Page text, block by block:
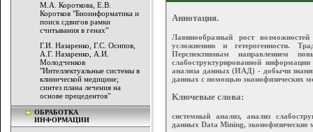
М.А. Короткова, Е.В.
Коротков "Биоинформатика и
поиск сдвигов рамки
считывания в генах"
Г.И. Назаренко, Г.С. Осипов,
А.Г. Назаренко, А.И.
Молодченков
"Интеллектуальные системы в
клинической медицине;
синтез плана лечения на
основе прецедентов"
ОБРАБОТКА
ИНФОРМАЦИИ
Аннотация.
Лавинообразный рост
усложнению и гетерогенности.
Перспективным направлением
слабоструктурированной информации
анализа данных (ИАД) - добычи
данных с помощью эконофизических
Ключевые слова:
системный анализ, анализ
данных Data Mining, эконофизические